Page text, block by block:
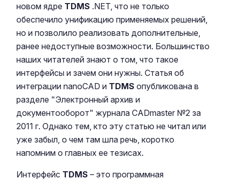
новом ядре TDMS .NET, что не только
обеспечило унификацию применяемых решений,
но и позволило реализовать дополнительные,
ранее недоступные возможности. Большинство
наших читателей знают о том, что такое
интерфейсы и зачем они нужны. Статья об
интеграции nanoCAD и TDMS опубликована в
разделе "Электронный архив и
документооборот" журнала CADmaster №2 за
2011 г. Однако тем, кто эту статью не читал или
уже забыл, о чем там шла речь, коротко
напомним о главных ее тезисах.
Интерфейс TDMS – это программная